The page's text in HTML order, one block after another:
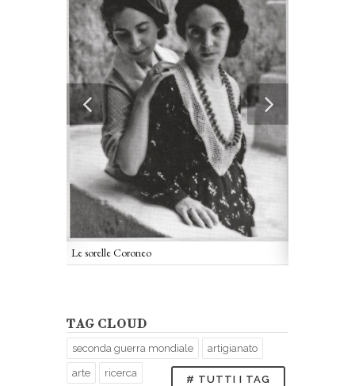
Le sorelle Coroneo
TAG CLOUD
seconda guerra mondiale artigianato
arte ricerca
# TUTTI I TAG